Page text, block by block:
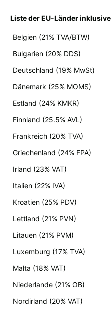
Liste der EU-Länder
Belgien (21% TVA/BTW)
Bulgarien (20% DDS)
Deutschland (19% MwSt)
Dänemark (25% MOMS)
Estland (24% KMKR)
Finnland (25.5% AVL)
Frankreich (20% TVA)
Griechenland (24% FPA)
Irland (23% VAT)
Italien (22% IVA)
Kroatien (25% PDV)
Lettland (21% PVN)
Litauen (21% PVM)
Luxemburg (17% TVA)
Malta (18% VAT)
Niederlande (21% OB)
Nordirland (20% VAT)